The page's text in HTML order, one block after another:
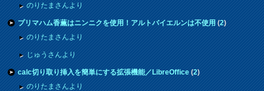
のりたまさんより
プリマハム香薫はニンニクを使用！アルトバイエルンは不使用(2)
のりたまさんより
じゅうさんより
calc切り取り挿入を簡単にする拡張機能／LibreOffice(2)
のりたまさんより